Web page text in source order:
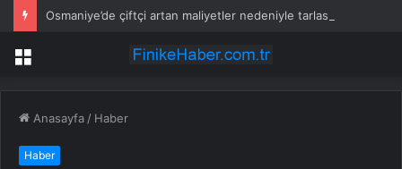
Menü
Anasayfa / Haber
Haber